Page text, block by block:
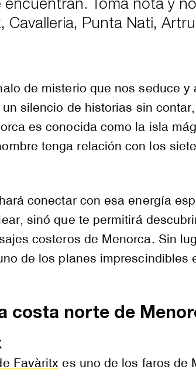
Toma nota y
Punta Nati,
de misterio que nos seduce y
silencio de historias sin
es conocida como la isla
tenga relación con los
conectar con esa energía
sinó que te permitirá
costeros de Menorca. Sin
de los planes imprescindibles
costa norte de
Favàritx es uno de los faros de